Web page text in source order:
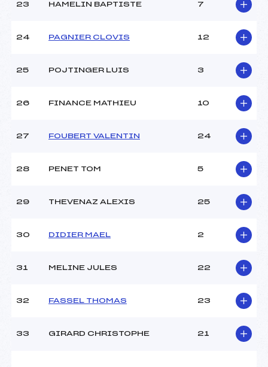
23 HAMELIN BAPTISTE 7
24 PAGNIER CLOVIS 12
25 POJTINGER LUIS 3
26 FINANCE MATHIEU 10
27 FOUBERT VALENTIN 24
28 PENET TOM 5
29 THEVENAZ ALEXIS 25
30 DIDIER MAEL 2
31 MELINE JULES 22
32 FASSEL THOMAS 23
33 GIRARD CHRISTOPHE 21